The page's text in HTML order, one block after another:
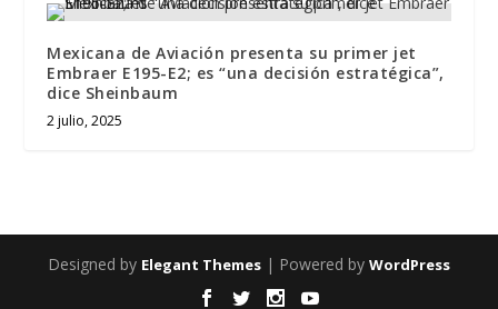
Mexicana de Aviación presenta su primer jet
Embraer E195-E2; es “una decisión estratégica”,
dice Sheinbaum
2 julio, 2025
Designed by Elegant Themes | Powered by WordPress